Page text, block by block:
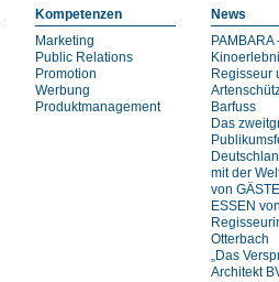
Kompetenzen
Marketing
Public Relations
Promotion
Werbung
Produktmanagement
News
Regisseur
Barfuss
Das
mit der
von
ESSEN
Otterbach
„Das
Architekt